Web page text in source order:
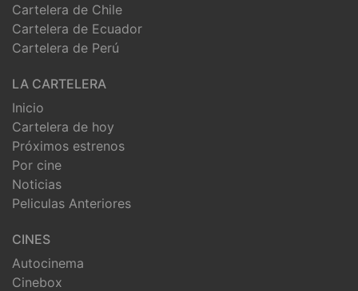
Cartelera de Chile
Cartelera de Ecuador
Cartelera de Perú
LA CARTELERA
Inicio
Cartelera de hoy
Próximos estrenos
Por cine
Noticias
Peliculas Anteriores
CINES
Autocinema
Cinebox